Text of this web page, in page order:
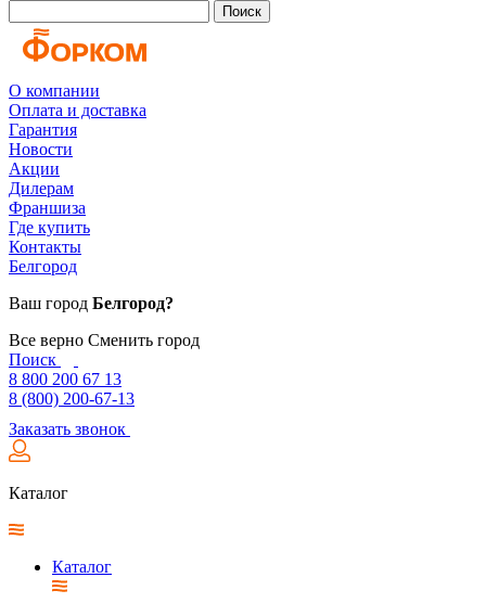
Поиск
О компании
Оплата и доставка
Гарантия
Новости
Акции
Дилерам
Франшиза
Где купить
Контакты
Белгород
Ваш город Белгород?
Все верно Сменить город
Поиск
8 800 200 67 13
8 (800) 200-67-13
Заказать звонок
Каталог
Каталог